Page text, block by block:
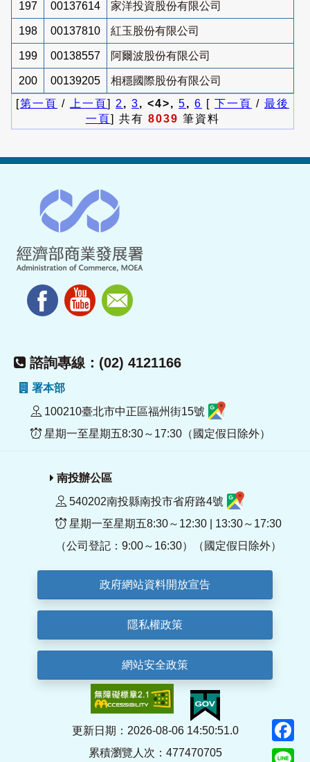
197 00137614 家洋投資股份有限公司
198 00137810 紅玉股份有限公司
199 00138557 阿爾波股份有限公司
200 00139205
相穩國際股份有限公司
[第一頁 / 上一頁] 2 , 3, <4>, 5, 6 [ 下一頁 / 最後
一頁] 共有 8039 筆資料
諮詢專線：(02) 4121166
署本部
100210臺北市中正區福州街15號
星期一至星期五8:30～17:30（國定假日除外）
南投辦公區
540202南投縣南投市省府路4號
星期一至星期五8:30～12:30 | 13:30～17:30
（公司登記：9:00～16:30）（國定假日除外）
政府網站資料開放宣告
隱私權政策
網站安全政策
更新日期：2026-08-06 14:50:51.0
累積瀏覽人次：477470705